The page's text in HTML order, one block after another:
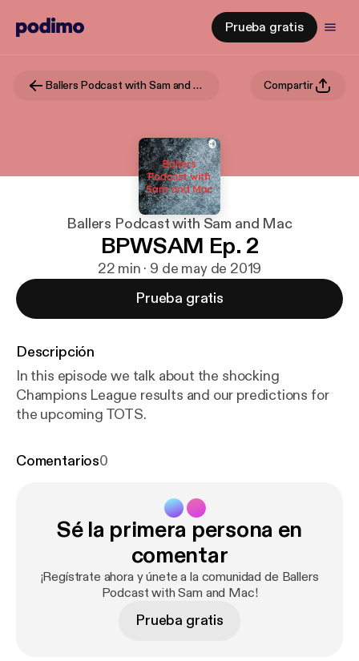
Prueba gratis
Ballers Podcast with Sam and Mac Compartir
Ballers Podcast with Sam and Mac
BPWSAM Ep. 2
22 min · 9 de may de 2019
Prueba gratis
Descripción
In this episode we talk about the shocking
Champions League results and our predictions for
the upcoming TOTS.
Comentarios0
Sé la primera persona en
comentar
¡Regístrate ahora y únete a la comunidad de Ballers
Podcast with Sam and Mac!
Prueba gratis